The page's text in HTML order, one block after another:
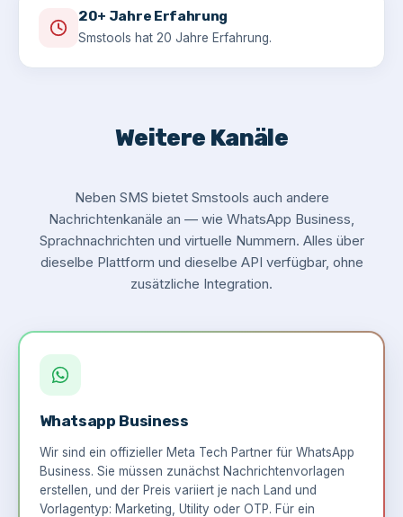
20+ Jahre Erfahrung
Smstools hat 20 Jahre Erfahrung.
Weitere Kanäle
Neben SMS bietet Smstools auch andere
Nachrichtenkanäle an — wie WhatsApp Business,
Sprachnachrichten und virtuelle Nummern. Alles über
dieselbe Plattform und dieselbe API verfügbar, ohne
zusätzliche Integration.
Whatsapp Business
Wir sind ein offizieller Meta Tech Partner für WhatsApp
Business. Sie müssen zunächst Nachrichtenvorlagen
erstellen, und der Preis variiert je nach Land und
Vorlagentyp: Marketing, Utility oder OTP. Für ein